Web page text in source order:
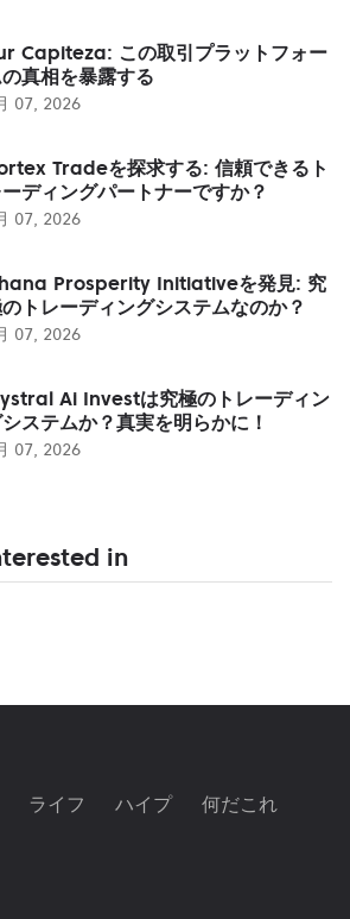
Capiteza: この取引プラットフォー
真相を暴露する
07, 2026
Tradeを探求する: 信頼できるト
ーディングパートナーですか？
07, 2026
Prosperity Initiativeを発見: 究
トレーディングシステムなのか？
07, 2026
Ai Investは究極のトレーディン
ステムか？真実を明らかに！
07, 2026
in
ライフ ハイプ 何だこれ